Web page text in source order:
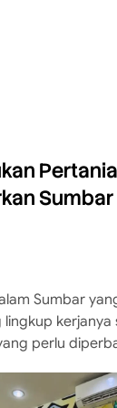
Sumbar
kerjanya
perlu